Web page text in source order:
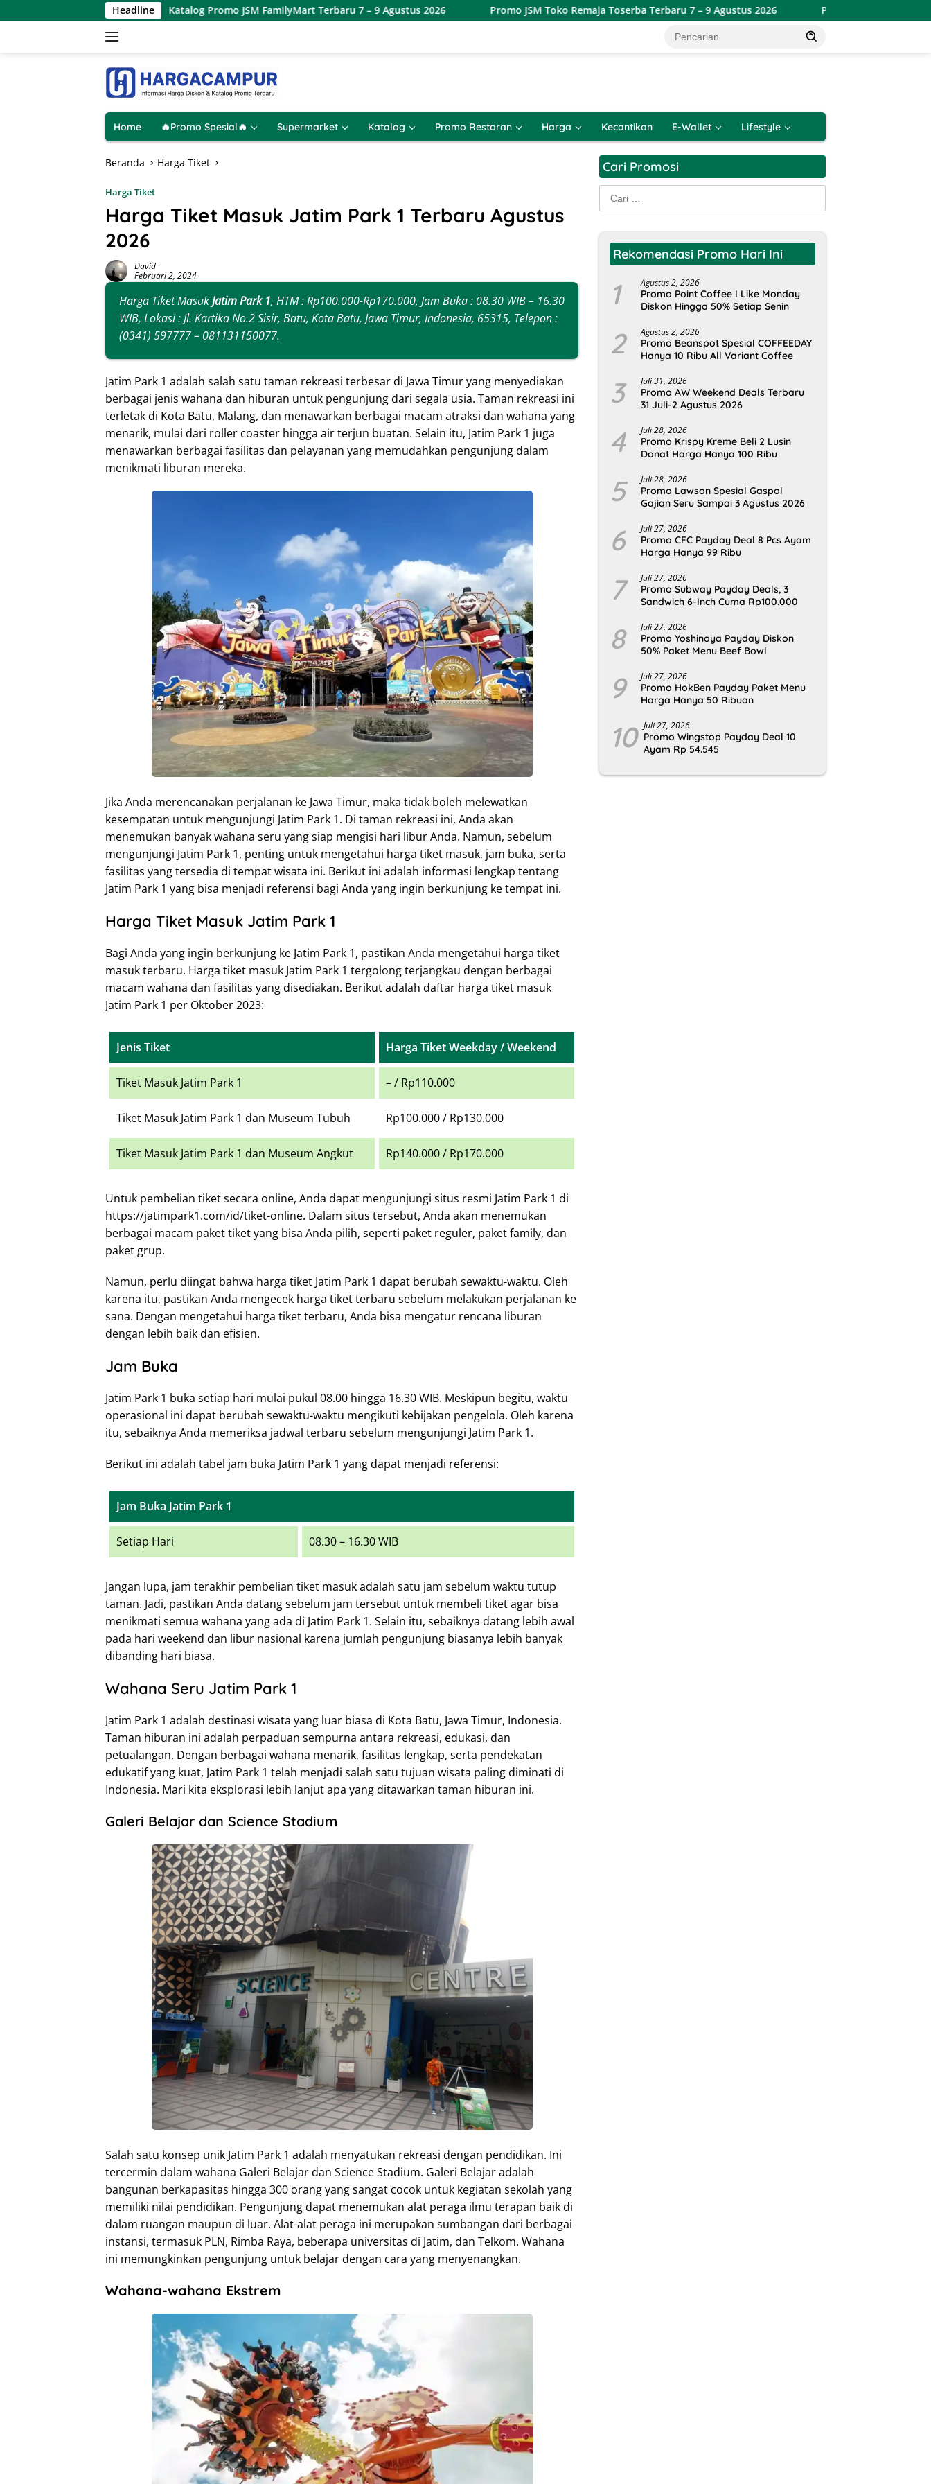
ke
Headline
Katalog Promo JSM FamilyMart Terbaru 7 – 9 Agustus 2026 Promo JSM Toko Remaja Toserba Terbaru 7 – 9 Agustus 2026 Promo Lotte Grosir Weekend Terbaru
Home 🔥Promo Spesial🔥 Supermarket Katalog Promo Restoran Harga Kecantikan E-Wallet Lifestyle
Beranda Harga Tiket
Harga Tiket
Harga Tiket Masuk Jatim Park 1 Terbaru Agustus
2026
David
Februari 2, 2024
Harga Tiket MasukJatim Park 1, HTM : Rp100.000-Rp170.000, Jam Buka : 08.30 WIB – 16.30
WIB, Lokasi : Jl. Kartika No.2 Sisir, Batu, Kota Batu, Jawa Timur, Indonesia, 65315, Telepon :
(0341) 597777 – 081131150077.
Jatim Park 1 adalah salah satu taman rekreasi terbesar di Jawa Timur yang menyediakan
berbagai jenis wahana dan hiburan untuk pengunjung dari segala usia. Taman rekreasi ini
terletak di Kota Batu, Malang, dan menawarkan berbagai macam atraksi dan wahana yang
menarik, mulai dari roller coaster hingga air terjun buatan. Selain itu, Jatim Park 1 juga
menawarkan berbagai fasilitas dan pelayanan yang memudahkan pengunjung dalam
menikmati liburan mereka.
Jika Anda merencanakan perjalanan ke Jawa Timur, maka tidak boleh melewatkan
kesempatan untuk mengunjungi Jatim Park 1. Di taman rekreasi ini, Anda akan
menemukan banyak wahana seru yang siap mengisi hari libur Anda. Namun, sebelum
mengunjungi Jatim Park 1, penting untuk mengetahui harga tiket masuk, jam buka, serta
fasilitas yang tersedia di tempat wisata ini. Berikut ini adalah informasi lengkap tentang
Jatim Park 1 yang bisa menjadi referensi bagi Anda yang ingin berkunjung ke tempat ini.
Harga Tiket Masuk Jatim Park 1
Bagi Anda yang ingin berkunjung ke Jatim Park 1, pastikan Anda mengetahui harga tiket
masuk terbaru. Harga tiket masuk Jatim Park 1 tergolong terjangkau dengan berbagai
macam wahana dan fasilitas yang disediakan. Berikut adalah daftar harga tiket masuk
Jatim Park 1 per Oktober 2023:
Jenis Tiket Harga Tiket Weekday / Weekend
Tiket Masuk Jatim Park 1 – / Rp110.000
Tiket Masuk Jatim Park 1 dan Museum Tubuh Rp100.000 / Rp130.000
Tiket Masuk Jatim Park 1 dan Museum Angkut Rp140.000 / Rp170.000
Untuk pembelian tiket secara online, Anda dapat mengunjungi situs resmi Jatim Park 1 di
https://jatimpark1.com/id/tiket-online. Dalam situs tersebut, Anda akan menemukan
berbagai macam paket tiket yang bisa Anda pilih, seperti paket reguler, paket family, dan
paket grup.
Namun, perlu diingat bahwa harga tiket Jatim Park 1 dapat berubah sewaktu-waktu. Oleh
karena itu, pastikan Anda mengecek harga tiket terbaru sebelum melakukan perjalanan ke
sana. Dengan mengetahui harga tiket terbaru, Anda bisa mengatur rencana liburan
dengan lebih baik dan efisien.
Jam Buka
Jatim Park 1 buka setiap hari mulai pukul 08.00 hingga 16.30 WIB. Meskipun begitu, waktu
operasional ini dapat berubah sewaktu-waktu mengikuti kebijakan pengelola. Oleh karena
itu, sebaiknya Anda memeriksa jadwal terbaru sebelum mengunjungi Jatim Park 1.
Berikut ini adalah tabel jam buka Jatim Park 1 yang dapat menjadi referensi:
Jam Buka Jatim Park 1
Setiap Hari 08.30 – 16.30 WIB
Jangan lupa, jam terakhir pembelian tiket masuk adalah satu jam sebelum waktu tutup
taman. Jadi, pastikan Anda datang sebelum jam tersebut untuk membeli tiket agar bisa
menikmati semua wahana yang ada di Jatim Park 1. Selain itu, sebaiknya datang lebih awal
pada hari weekend dan libur nasional karena jumlah pengunjung biasanya lebih banyak
dibanding hari biasa.
Wahana Seru Jatim Park 1
Jatim Park 1 adalah destinasi wisata yang luar biasa di Kota Batu, Jawa Timur, Indonesia.
Taman hiburan ini adalah perpaduan sempurna antara rekreasi, edukasi, dan
petualangan. Dengan berbagai wahana menarik, fasilitas lengkap, serta pendekatan
edukatif yang kuat, Jatim Park 1 telah menjadi salah satu tujuan wisata paling diminati di
Indonesia. Mari kita eksplorasi lebih lanjut apa yang ditawarkan taman hiburan ini.
Galeri Belajar dan Science Stadium
Salah satu konsep unik Jatim Park 1 adalah menyatukan rekreasi dengan pendidikan. Ini
tercermin dalam wahana Galeri Belajar dan Science Stadium. Galeri Belajar adalah
bangunan berkapasitas hingga 300 orang yang sangat cocok untuk kegiatan sekolah yang
memiliki nilai pendidikan. Pengunjung dapat menemukan alat peraga ilmu terapan baik di
dalam ruangan maupun di luar. Alat-alat peraga ini merupakan sumbangan dari berbagai
instansi, termasuk PLN, Rimba Raya, beberapa universitas di Jatim, dan Telkom. Wahana
ini memungkinkan pengunjung untuk belajar dengan cara yang menyenangkan.
Wahana-wahana Ekstrem
Cari Promosi
Cari
untuk:
Rekomendasi Promo Hari Ini
1 Agustus 2, 2026
Promo Point Coffee I Like Monday
Diskon Hingga 50% Setiap Senin
2 Agustus 2, 2026
Promo Beanspot Spesial COFFEEDAY
Hanya 10 Ribu All Variant Coffee
3 Juli 31, 2026
Promo AW Weekend Deals Terbaru
31 Juli-2 Agustus 2026
4 Juli 28, 2026
Promo Krispy Kreme Beli 2 Lusin
Donat Harga Hanya 100 Ribu
5 Juli 28, 2026
Promo Lawson Spesial Gaspol
Gajian Seru Sampai 3 Agustus 2026
6 Juli 27, 2026
Promo CFC Payday Deal 8 Pcs Ayam
Harga Hanya 99 Ribu
7 Juli 27, 2026
Promo Subway Payday Deals, 3
Sandwich 6-Inch Cuma Rp100.000
8 Juli 27, 2026
Promo Yoshinoya Payday Diskon
50% Paket Menu Beef Bowl
9 Juli 27, 2026
Promo HokBen Payday Paket Menu
Harga Hanya 50 Ribuan
10 Juli 27, 2026
Promo Wingstop Payday Deal 10
Ayam Rp 54.545